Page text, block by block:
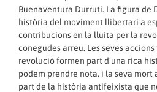
Buenaventura Durruti. La figura de
història del moviment llibertari a
contribucions en la lluita per la
conegudes arreu. Les seves
revolució formen part d’una rica
podem prendre nota, i la seva mort
part de la història antifeixista que